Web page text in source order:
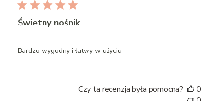
Świetny nośnik
Bardzo wygodny i łatwy w użyciu
Czy ta recenzja była pomocna?
0